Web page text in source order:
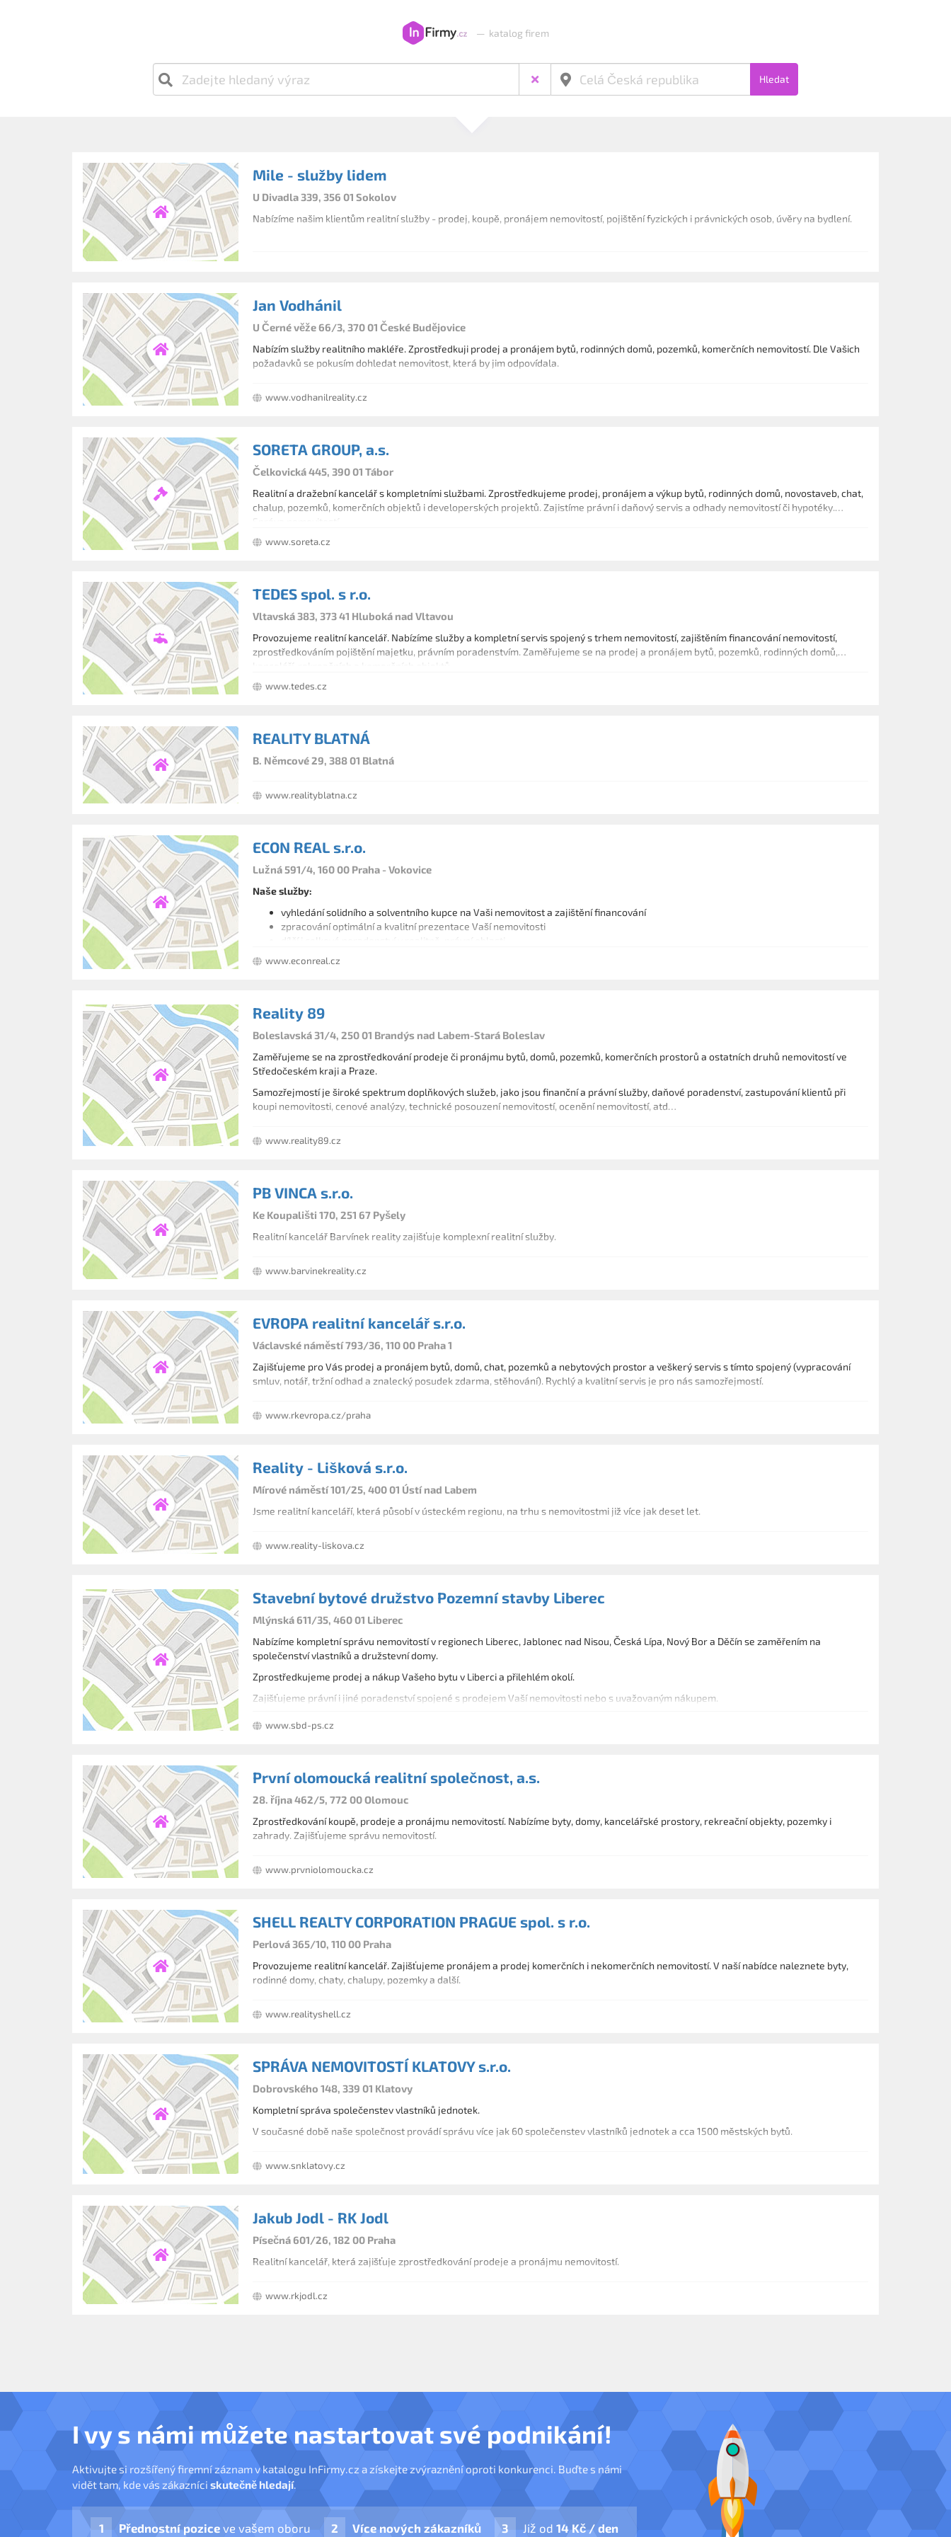
— katalog firem
Hledat
Mile - služby lidem
U Divadla 339, 356 01 Sokolov
Nabízíme našim klientům realitní služby - prodej, koupě, pronájem nemovitostí, pojištění fyzických i právnických osob, úvěry na bydlení.
Jan Vodhánil
U Černé věže 66/3, 370 01 České Budějovice
Nabízím služby realitního makléře. Zprostředkuji prodej a pronájem bytů, rodinných domů, pozemků, komerčních nemovitostí. Dle Vašich
požadavků se pokusím dohledat nemovitost, která by jim odpovídala.
www.vodhanilreality.cz
SORETA GROUP, a.s.
Čelkovická 445, 390 01 Tábor
Realitní a dražební kancelář s kompletními službami. Zprostředkujeme prodej, pronájem a výkup bytů, rodinných domů, novostaveb, chat,
chalup, pozemků, komerčních objektů i developerských projektů. Zajistíme právní i daňový servis a odhady nemovitostí či hypotéky.
www.soreta.cz
TEDES spol. s r.o.
Vltavská 383, 373 41 Hluboká nad Vltavou
Provozujeme realitní kancelář. Nabízíme služby a kompletní servis spojený s trhem nemovitostí, zajištěním financování nemovitostí,
zprostředkováním pojištění majetku, právním poradenstvím. Zaměřujeme se na prodej a pronájem bytů, pozemků, rodinných domů,
kanceláří, rekreačních a komerčních objektů.
www.tedes.cz
REALITY BLATNÁ
B. Němcové 29, 388 01 Blatná
www.realityblatna.cz
ECON REAL s.r.o.
Lužná 591/4, 160 00 Praha - Vokovice
Naše služby:
vyhledání solidního a solventního kupce na Vaši nemovitost a zajištění financování
zpracování optimální a kvalitní prezentace Vaší nemovitosti
řešení exekucí a oddlužení a zastupování na úřadech
www.econreal.cz
Reality 89
Boleslavská 31/4, 250 01 Brandýs nad Labem-Stará Boleslav
Zaměřujeme se na zprostředkování prodeje či pronájmu bytů, domů, pozemků, komerčních prostorů a ostatních druhů nemovitostí ve
Středočeském kraji a Praze.
Samozřejmostí je široké spektrum doplňkových služeb, jako jsou finanční a právní služby, daňové poradenství, zastupování klientů při
koupi nemovitosti, cenové analýzy, technické posouzení nemovitostí, ocenění nemovitostí, atd…
nemovitostí pro vlastníky, a zároveň vyhledáváme vhodné nemovitosti ke koupi pro zemědělce či investory.
www.reality89.cz
PB VINCA s.r.o.
Ke Koupališti 170, 251 67 Pyšely
Realitní kancelář Barvínek reality zajišťuje komplexní realitní služby.
www.barvinekreality.cz
EVROPA realitní kancelář s.r.o.
Václavské náměstí 793/36, 110 00 Praha 1
Zajišťujeme pro Vás prodej a pronájem bytů, domů, chat, pozemků a nebytových prostor a veškerý servis s tímto spojený (vypracování
smluv, notář, tržní odhad a znalecký posudek zdarma, stěhování). Rychlý a kvalitní servis je pro nás samozřejmostí.
www.rkevropa.cz/praha
Reality - Lišková s.r.o.
Mírové náměstí 101/25, 400 01 Ústí nad Labem
Jsme realitní kanceláří, která působí v ústeckém regionu, na trhu s nemovitostmi již více jak deset let.
www.reality-liskova.cz
Stavební bytové družstvo Pozemní stavby Liberec
Mlýnská 611/35, 460 01 Liberec
Nabízíme kompletní správu nemovitostí v regionech Liberec, Jablonec nad Nisou, Česká Lípa, Nový Bor a Děčín se zaměřením na
společenství vlastníků a družstevní domy.
Zprostředkujeme prodej a nákup Vašeho bytu v Liberci a přilehlém okolí.
Zajišťujeme právní i jiné poradenství spojené s prodejem Vaší nemovitosti nebo s uvažovaným nákupem.
www.sbd-ps.cz
První olomoucká realitní společnost, a.s.
28. října 462/5, 772 00 Olomouc
Zprostředkování koupě, prodeje a pronájmu nemovitostí. Nabízíme byty, domy, kancelářské prostory, rekreační objekty, pozemky i
zahrady. Zajišťujeme správu nemovitostí.
www.prvniolomoucka.cz
SHELL REALTY CORPORATION PRAGUE spol. s r.o.
Perlová 365/10, 110 00 Praha
Provozujeme realitní kancelář. Zajišťujeme pronájem a prodej komerčních i nekomerčních nemovitostí. V naší nabídce naleznete byty,
rodinné domy, chaty, chalupy, pozemky a další.
www.realityshell.cz
SPRÁVA NEMOVITOSTÍ KLATOVY s.r.o.
Dobrovského 148, 339 01 Klatovy
Kompletní správa společenstev vlastníků jednotek.
V současné době naše společnost provádí správu více jak 60 společenstev vlastníků jednotek a cca 1500 městských bytů.
www.snklatovy.cz
Jakub Jodl - RK Jodl
Písečná 601/26, 182 00 Praha
Realitní kancelář, která zajišťuje zprostředkování prodeje a pronájmu nemovitostí.
www.rkjodl.cz
I vy s námi můžete nastartovat své podnikání!
Aktivujte si rozšířený firemní záznam v katalogu InFirmy.cz a získejte zvýraznění oproti konkurenci. Buďte s námi
vidět tam, kde vás zákazníci skutečně hledají.
Přednostní pozice ve vašem oboru Více nových zákazníků Již od 14 Kč / den